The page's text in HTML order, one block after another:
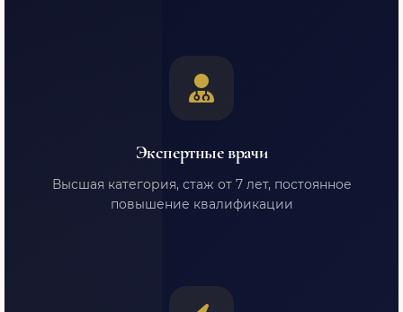
Экспертные врачи
Высшая категория, стаж от 7 лет, постоянное
повышение квалификации